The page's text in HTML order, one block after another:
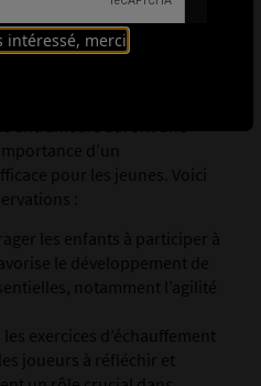
intéressé, merci
d’un
pour les jeunes. Voici
:
les enfants à participer à
le développement de
notamment l’agilité
les exercices d’échauffement
joueurs à réfléchir et